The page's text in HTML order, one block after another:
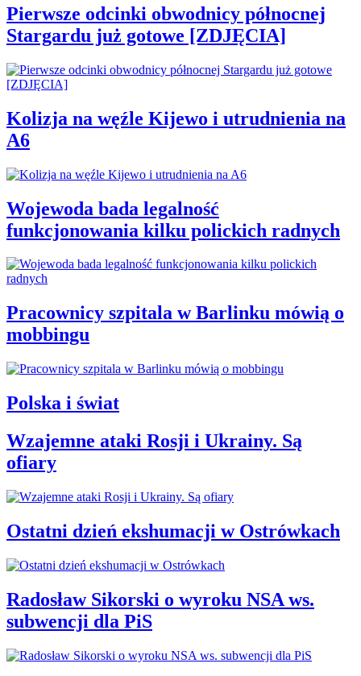
Pierwsze odcinki obwodnicy północnej
Stargardu już gotowe [ZDJĘCIA]
Kolizja na węźle Kijewo i utrudnienia na
A6
Wojewoda bada legalność
funkcjonowania kilku polickich radnych
Pracownicy szpitala w Barlinku mówią o
mobbingu
Polska i świat
Wzajemne ataki Rosji i Ukrainy. Są
ofiary
Ostatni dzień ekshumacji w Ostrówkach
Radosław Sikorski o wyroku NSA ws.
subwencji dla PiS